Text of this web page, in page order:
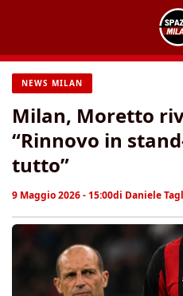
contenuto
NEWS MILAN
Milan, Moretto
“Rinnovo in
tutto”
9 Maggio 2026 - 15:00di Daniele